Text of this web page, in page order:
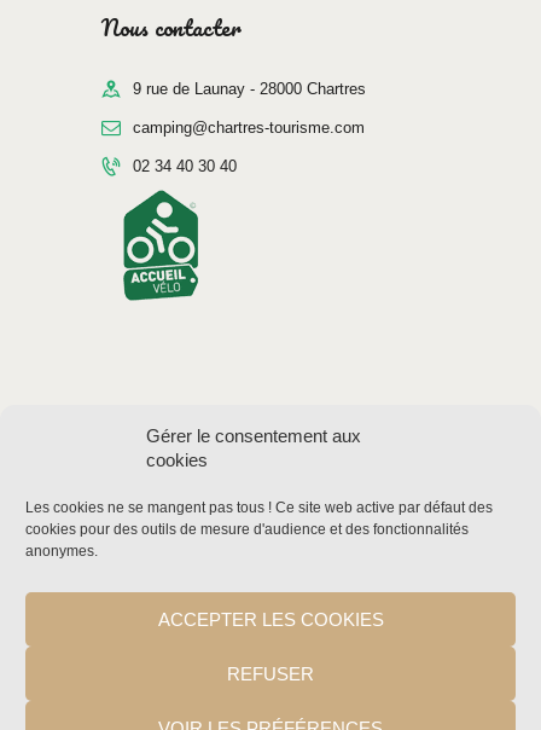
Gérer le consentement aux
cookies
Les cookies ne se mangent pas tous ! Ce site web active par défaut des
cookies pour des outils de mesure d'audience et des fonctionnalités
anonymes.
ACCEPTER LES COOKIES
REFUSER
Nous contacter
9 rue de Launay - 28000 Chartres
camping@chartres-tourisme.com
02 34 40 30 40
légales
Votre avis
marques
graphique :
mes